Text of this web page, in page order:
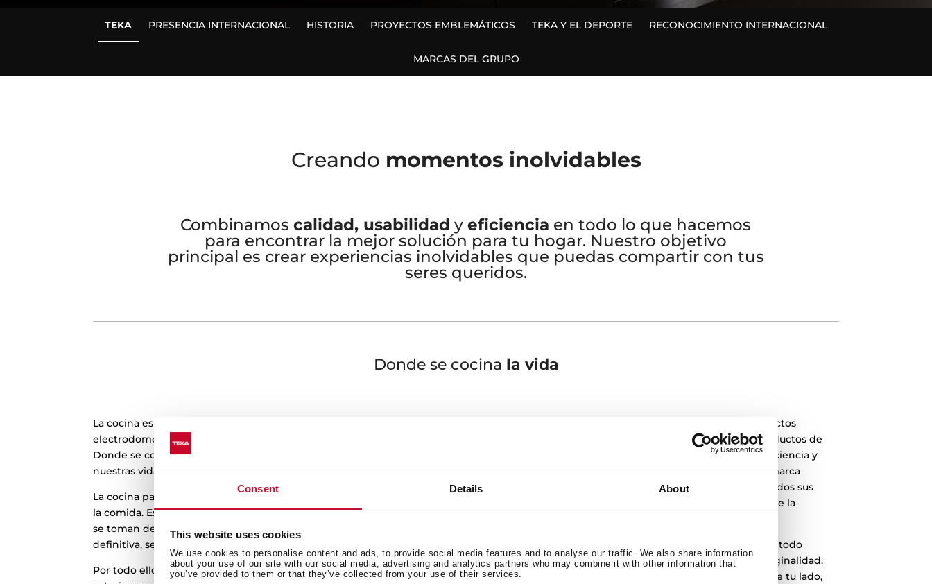
Consent Details About
This website uses cookies
We use cookies to personalise content and ads, to provide social media features and to analyse our traffic. We also share information
about your use of our site with our social media, advertising and analytics partners who may combine it with other information that
you’ve provided to them or that they’ve collected from your use of their services.
TEKA PRESENCIA INTERNACIONAL HISTORIA PROYECTOS EMBLEMÁTICOS TEKA Y EL DEPORTE RECONOCIMIENTO INTERNACIONAL
MARCAS DEL GRUPO
Creando momentos inolvidables
Combinamoscalidad, usabilidad yeficiencia en todo lo que hacemos
para encontrar la mejor solución para tu hogar. Nuestro objetivo
principal es crear experiencias inolvidables que puedas compartir con tus
seres queridos.
Donde se cocina la vida
La cocina es el centro de tu hogar, y en Teka diseñamos
electrodomésticos para que sean el alma de tu cocina. Porque es aquí
Donde se cocina la vida, donde algunos de los mejores momentos de
nuestras vidas tienen lugar.
La cocina para nosotros es mucho más que el lugar donde se prepara
la comida. Es el lugar en el que se ríe, se sueña, se comparte, se charla,
se toman decisiones, se dan noticias, se hacen planes de vida y, en
definitiva, se viven momentos inolvidables.
Por todo ello, diseñamos y fabricamos electrodomésticos que aporten
Nuestra marca, de origen alemán, fabrica todos sus productos
cuidando la calidad, tecnología e innovación real. Los productos de
Teka son reconocidos mundialmente por su fiabilidad, eficiencia y
precisión, y a día de hoy, tras casi 100 años de historia, la marca
continúa trabajando de manera exhaustiva para dotar a todos sus
productos de las mejores funcionalidades y la búsqueda de la
Nuestros valores, fuertemente arraigados en la empresa y todo
nuestro equipo, son claros: honestidad, generosidad y originalidad.
Esto significa que trabajamos para ti, y siempre estamos de tu lado,